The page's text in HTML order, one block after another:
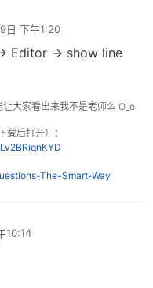
日 下午1:20
Editor -> show line
大家看出来我不是老师么 O_o
后打开）：
The-Smart-Way
10:14